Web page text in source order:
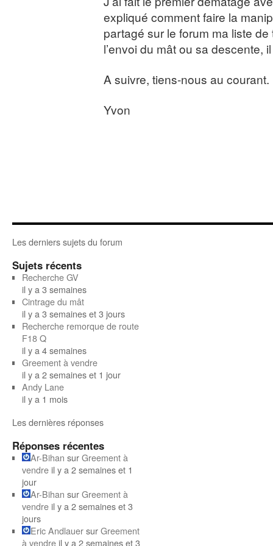
expliqué comment faire la
partagé sur le forum ma liste
l’envoi du mât ou sa descente,
A suivre, tiens-nous au courant.
Yvon
Les derniers sujets du forum
Sujets récents
Recherche GV
il y a 3 semaines
Cintrage du mât
il y a 3 semaines et 3 jours
Recherche remorque de route
F18 Q
il y a 4 semaines
Greement à vendre
il y a 2 semaines et 1 jour
Andy Lane
il y a 1 mois
Les dernières réponses
Réponses récentes
Ar-Bihan surGreement à
vendre il y a 2 semaines et 1
jour
Ar-Bihan surGreement à
vendre il y a 2 semaines et 3
jours
Eric AndlauersurGreement
à vendre il y a 2 semaines et 3